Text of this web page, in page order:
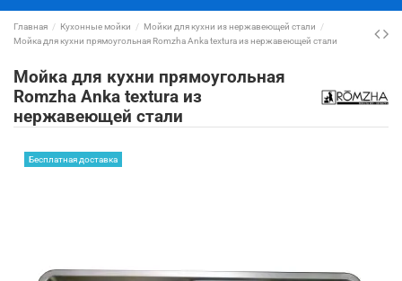
Главная Кухонные мойки
Мойки для кухни из нержавеющей стали
Мойка для кухни прямоугольная Romzha Anka textura из нержавеющей стали
Мойка для кухни прямоугольная
Romzha Anka textura из
нержавеющей стали
Бесплатная доставка